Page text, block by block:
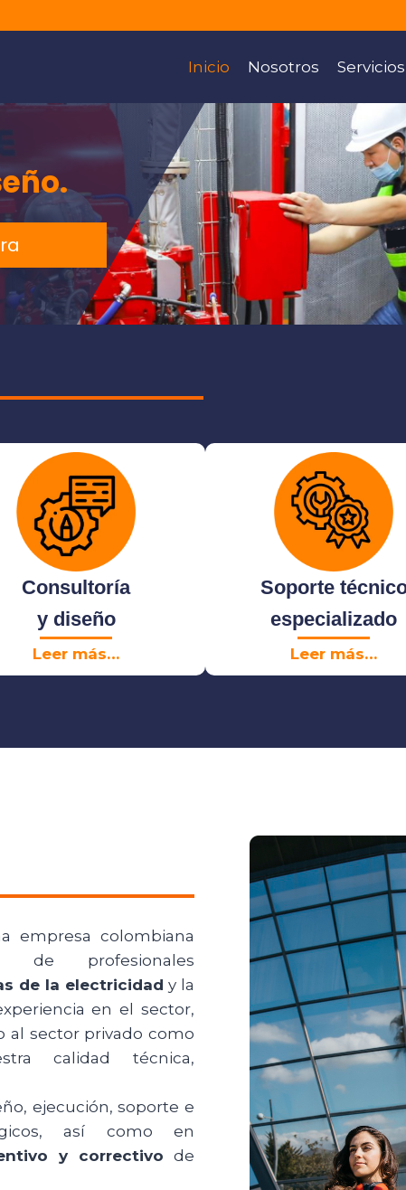
Inicio Nosotros Servicios
Consultoría
y diseño
Leer más…
Soporte
especializado
Leer más…
empresa colombiana
profesionales
de la electricidad y la
en el sector,
al sector privado como
calidad técnica,
ejecución, soporte e
así como en
y correctivo de